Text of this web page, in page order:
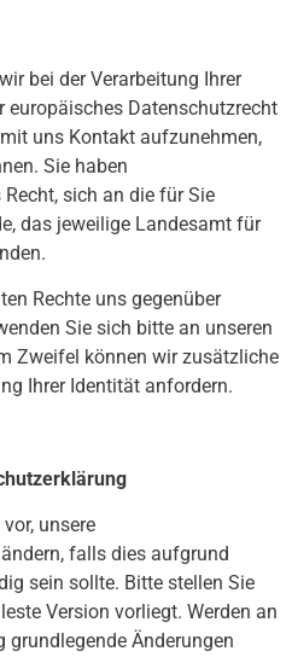
bei der Verarbeitung Ihrer
europäisches Datenschutzrecht
uns Kontakt aufzunehmen,
Sie haben
sich an die für Sie
das jeweilige Landesamt für
Rechte uns gegenüber
Sie sich bitte an unseren
Zweifel können wir zusätzliche
Ihrer Identität anfordern.
unsere
falls dies aufgrund
sein sollte. Bitte stellen Sie
Version vorliegt. Werden an
grundlegende Änderungen